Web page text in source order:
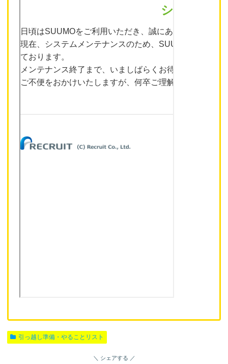
引っ越し準備・やることリスト
シェアする